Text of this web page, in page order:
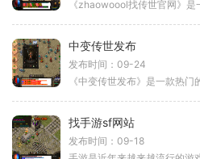
中变传世发布
发布时间：09-24
找手游sf网站
发布时间：09-18